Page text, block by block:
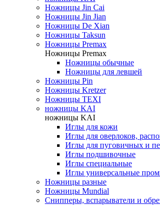
Ножницы Jin Cai
Ножницы Jin Jian
Ножницы De Xian
Ножницы Taksun
Ножницы Premax
Ножницы Premax
Ножницы обычные
Ножницы для левшей
Ножницы Pin
Ножницы Kretzer
Ножницы TEXI
ножницы KAI
ножницы KAI
Иглы для кожи
Иглы для оверлоков,
Иглы для пуговичных и
Иглы подшивочные
Иглы специальные
Иглы универсальные
Ножницы разные
Ножницы Mundial
Снипперы, вспарыватели и